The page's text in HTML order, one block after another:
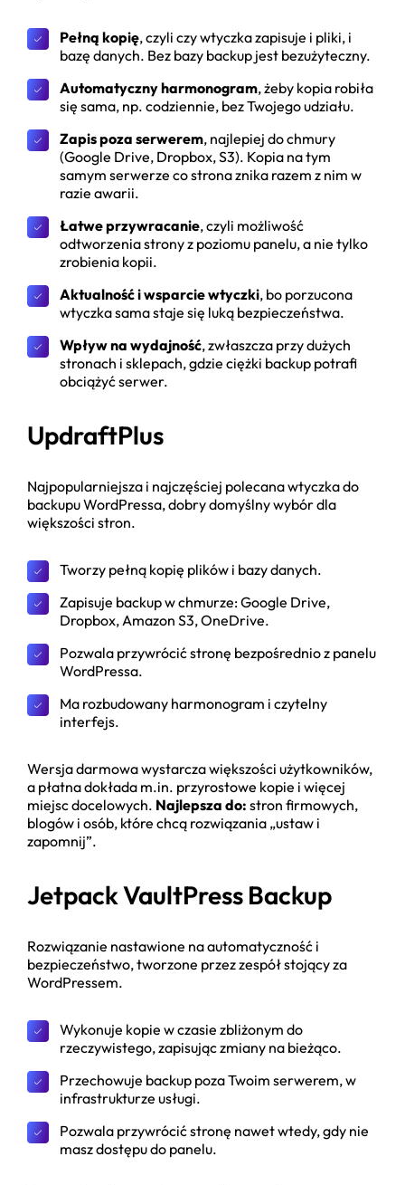
Pełną kopię, czyli czy wtyczka zapisuje i pliki, i
bazę danych. Bez bazy backup jest bezużyteczny.
Automatyczny harmonogram, żeby kopia robiła
się sama, np. codziennie, bez Twojego udziału.
Zapis poza serwerem, najlepiej do chmury
(Google Drive, Dropbox, S3). Kopia na tym
samym serwerze co strona znika razem z nim w
razie awarii.
Łatwe przywracanie, czyli możliwość
odtworzenia strony z poziomu panelu, a nie tylko
zrobienia kopii.
Aktualność i wsparcie wtyczki, bo porzucona
wtyczka sama staje się luką bezpieczeństwa.
Wpływ na wydajność, zwłaszcza przy dużych
stronach i sklepach, gdzie ciężki backup potrafi
obciążyć serwer.
UpdraftPlus
Najpopularniejsza i najczęściej polecana wtyczka do
backupu WordPressa, dobry domyślny wybór dla
większości stron.
Tworzy pełną kopię plików i bazy danych.
Zapisuje backup w chmurze: Google Drive,
Dropbox, Amazon S3, OneDrive.
Pozwala przywrócić stronę bezpośrednio z panelu
WordPressa.
Ma rozbudowany harmonogram i czytelny
interfejs.
Wersja darmowa wystarcza większości użytkowników,
a płatna dokłada m.in. przyrostowe kopie i więcej
miejsc docelowych. Najlepsza do: stron firmowych,
blogów i osób, które chcą rozwiązania „ustaw i
zapomnij”.
Jetpack VaultPress Backup
Rozwiązanie nastawione na automatyczność i
bezpieczeństwo, tworzone przez zespół stojący za
WordPressem.
Wykonuje kopie w czasie zbliżonym do
rzeczywistego, zapisując zmiany na bieżąco.
Przechowuje backup poza Twoim serwerem, w
infrastrukturze usługi.
Pozwala przywrócić stronę nawet wtedy, gdy nie
masz dostępu do panelu.